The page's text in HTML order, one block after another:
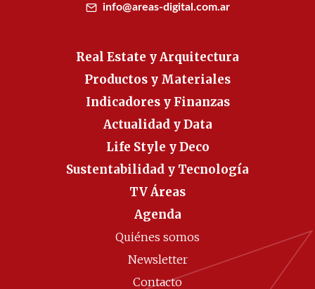
info@areas-digital.com.ar
Real Estate y Arquitectura
Productos y Materiales
Indicadores y Finanzas
Actualidad y Data
Life Style y Deco
Sustentabilidad y Tecnología
TV Áreas
Agenda
Quiénes somos
Newsletter
Contacto